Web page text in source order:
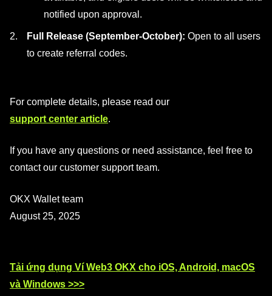
notified upon approval.
Full Release (September-October): Open to all users
to create referral codes.
For complete details, please read our
support center article.
If you have any questions or need assistance, feel free to
contact our customer support team.
OKX Wallet team
August 25, 2025
Tải ứng dụng Ví Web3 OKX cho iOS, Android, macOS
và Windows >>>